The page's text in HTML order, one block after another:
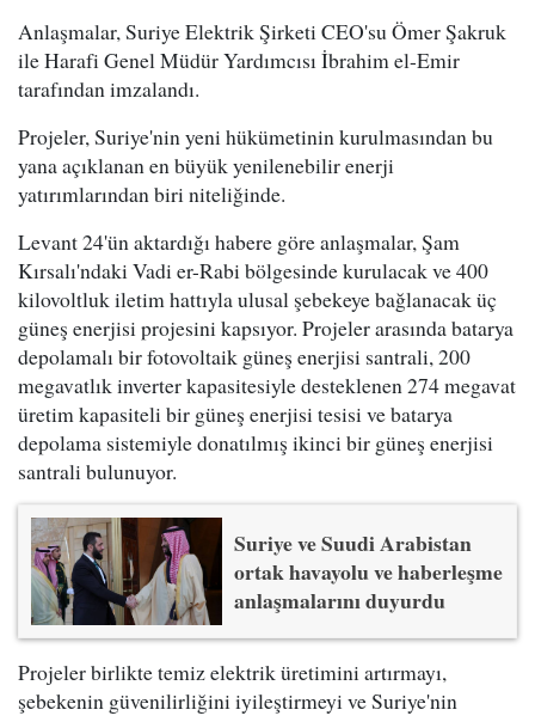
Anlaşmalar, Suriye Elektrik Şirketi CEO'su Ömer Şakruk
ile Harafi Genel Müdür Yardımcısı İbrahim el-Emir
tarafından imzalandı.
Projeler, Suriye'nin yeni hükümetinin kurulmasından bu
yana açıklanan en büyük yenilenebilir enerji
yatırımlarından biri niteliğinde.
Levant 24'ün aktardığı habere göre anlaşmalar, Şam
Kırsalı'ndaki Vadi er-Rabi bölgesinde kurulacak ve 400
kilovoltluk iletim hattıyla ulusal şebekeye bağlanacak üç
güneş enerjisi projesini kapsıyor. Projeler arasında batarya
depolamalı bir fotovoltaik güneş enerjisi santrali, 200
megavatlık inverter kapasitesiyle desteklenen 274 megavat
üretim kapasiteli bir güneş enerjisi tesisi ve batarya
depolama sistemiyle donatılmış ikinci bir güneş enerjisi
santrali bulunuyor.
Suriye ve Suudi Arabistan
ortak havayolu ve haberleşme
anlaşmalarını duyurdu
Projeler birlikte temiz elektrik üretimini artırmayı,
şebekenin güvenilirliğini iyileştirmeyi ve Suriye'nin